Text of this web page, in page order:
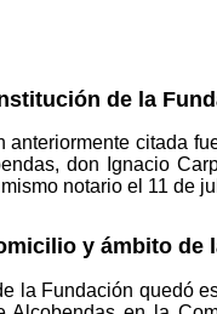
de la
anteriormente citada
don Ignacio
notario el 11 de
y ámbito de
la Fundación quedó